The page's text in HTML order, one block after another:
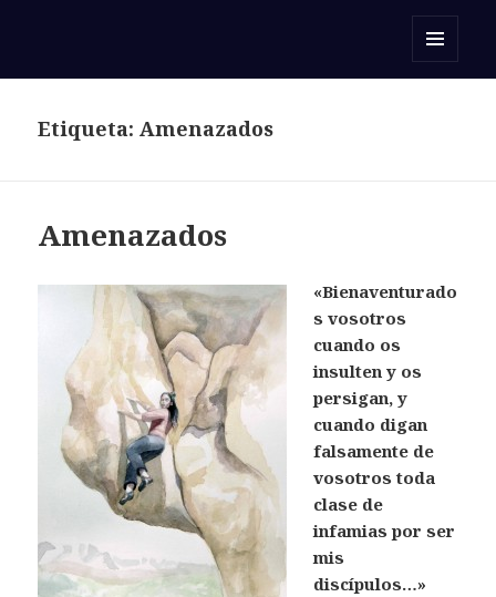
Etiqueta:Amenazados
Amenazados
«Bienaventurado
s vosotros
cuando os
insulten y os
persigan, y
cuando digan
falsamente de
vosotros toda
clase de
infamias por ser
mis
discípulos…»